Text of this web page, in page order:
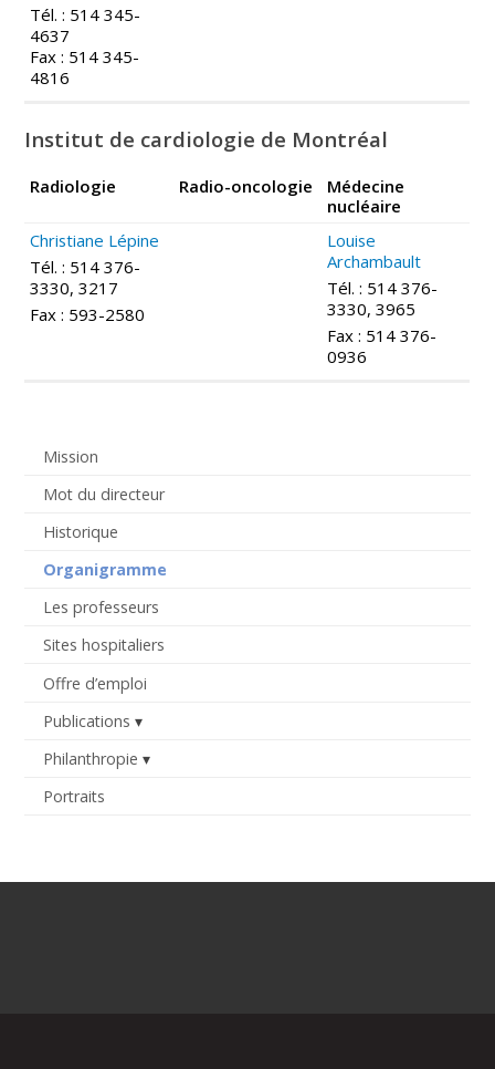
Mission
Mot du directeur
Historique
Organigramme
Les professeurs
Sites hospitaliers
Offre d’emploi
Publications
Philanthropie
Portraits
Tél. : 514 345-
4637
Fax : 514 345-
4816
Institut de cardiologie de Montréal
Radiologie Radio-oncologie Médecine
nucléaire
Christiane Lépine
Tél. : 514 376-
3330, 3217
Fax : 593-2580
Louise
Archambault
Tél. : 514 376-
3330, 3965
Fax : 514 376-
0936